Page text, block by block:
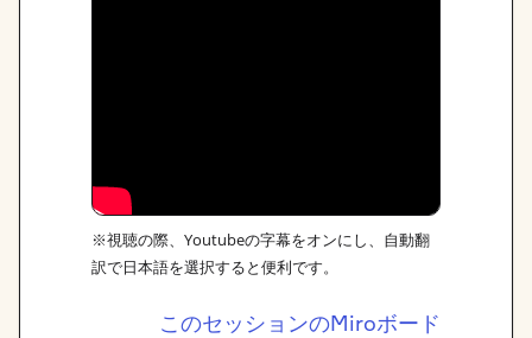
※視聴の際、Youtubeの字幕をオンにし、自動翻
訳で日本語を選択すると便利です。
このセッションのMiroボード